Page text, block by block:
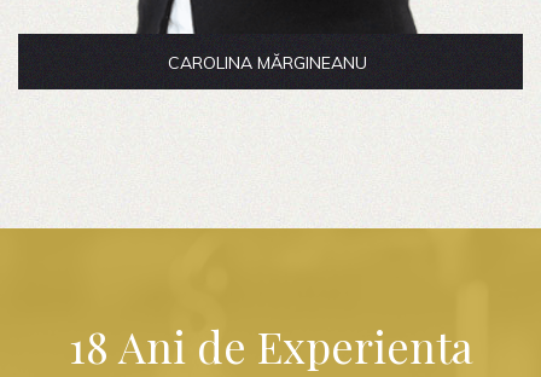
RĂZVAN-FLORENTIN SOCOTEANU Avocat Partener
18 Ani de Experienta